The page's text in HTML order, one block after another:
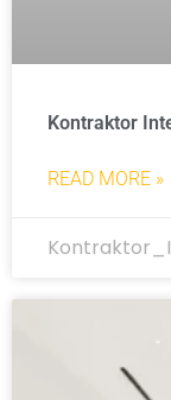
Kontraktor
READ MORE »